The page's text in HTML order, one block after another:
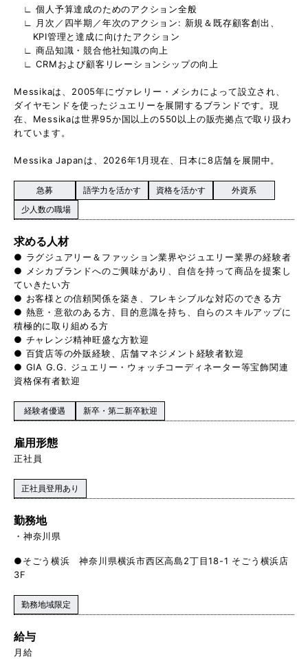
∟ 個人予算達成のためのアクション全般
∟ 月次／四半期／年次のアクション: 新規＆既存顧客創出、
KPI管理と達成に向けたアクション
∟ 商品知識・競合他社知識の向上
∟ CRMおよび顧客リレーションシップの向上
Messikaは、2005年にヴァレリー・メシカによって設立され、
ダイヤモンドを使ったジュエリーを展開するブランドです。現
在、Messikaは世界95か国以上の550以上の販売拠点で取り扱わ
れています。
Messika Japanは、2026年1月現在、日本に8店舗を展開中。
急募 語学力を活かす 資格を活かす
外資系
少人数の職場
求める人材
● ラグジュアリー＆ファッション業界やジュエリー業界の経験者
● メシカブランドへのご興味があり、自信を持って商品を提案し
ていきたい方
● お客様との信頼関係を築き、フレキシブルな対応のできる方
● 熱意・意欲のある方、目的意識を持ち、自らのスキルアップに
積極的に取り組める方
● チャレンジ精神旺盛な方歓迎
● 百貨店等の外販経験、店舗マネジメント経験者歓迎
● GIA G.G. ジュエリー・ウォッチコーディネーター等宝飾関連
資格保有者歓迎
経験者優遇 新卒・第二新卒歓迎
雇用形態
正社員
正社員登用あり
勤務地
神奈川県
●そごう横浜 神奈川県横浜市西区高島2丁目18-1 そごう横浜店
3F
勤務地域限定
給与
月給